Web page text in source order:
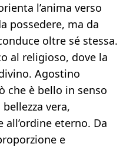
l’anima verso
possedere, ma da
oltre sé stessa.
al religioso, dove la
Agostino
che è bello in senso
bellezza vera,
eterno. Da
e